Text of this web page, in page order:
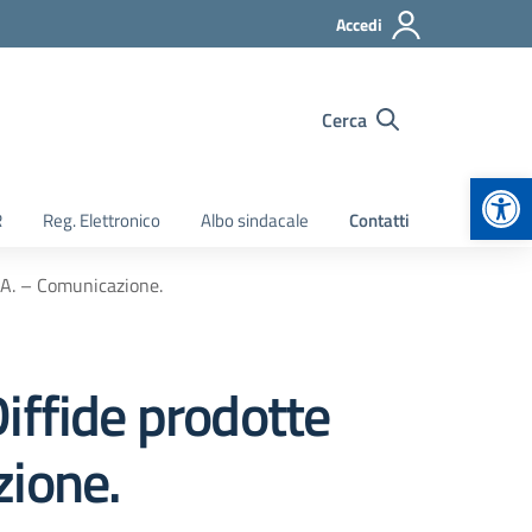
Accedi
Cerca
Reg. Elettronico Albo sindacale Contatti
– Comunicazione.
prodotte